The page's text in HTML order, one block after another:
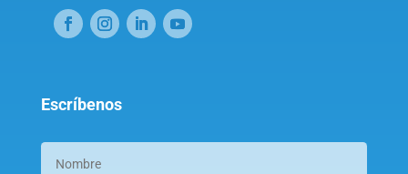
Escríbenos